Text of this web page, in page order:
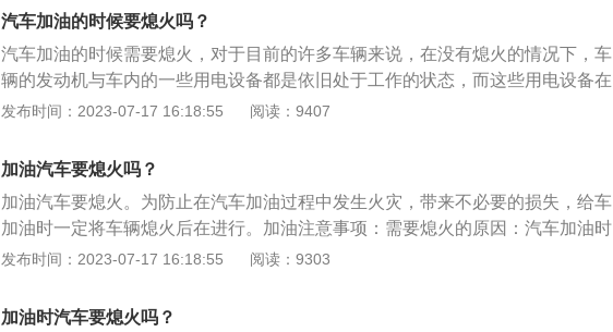
被当作燃料烧掉。到了19世纪中后期，创制成功使用汽油的内燃机，1886年汽油
机作为汽车动力运行成功，由此，汽油的重要性与日俱增。但采用蒸馏法，仅能
从原油中提炼出20%的汽油。1911年，美国标准石油公司解决了汽油效率低的问
加热裂化为轻质的汽油等馏分，从而整体提高了汽油收率，热裂化工艺在1913年
率，而且辛烷值更高。
放置，在运输的过程中容易对储存的罐子气化器气缸等设备产生腐蚀现象，目前
我国使用的汽油是按照排号来生产和销售。汽油的作用：汽油主要用于汽油点燃
式内燃机的燃料，是世界上用量最大的轻质石油产品。
汽车加油的时候要熄火吗？
汽车加油的时候需要熄火，对于目前的许多车辆来说，在没有熄火的情况下，车
辆的发动机与车内的一些用电设备都是依旧处于工作的状态，而这些用电设备在
加油的过程中有可能会发生漏电，使得电线路短路，如果产生火星的话，很容易
向外排放废气，除了排气管的温度比较高之外，排气管在排气时也是有可能产生
发布时间：2023-07-17 16:18:55 阅读：9407
加油汽车要熄火吗？
加油汽车要熄火。为防止在汽车加油过程中发生火灾，带来不必要的损失，给车
加油时一定将车辆熄火后在进行。加油注意事项：需要熄火的原因：汽车加油时
没有熄火，车辆油箱周围的油气混合气体浓度会升高，如果汽车运行时有火花出
续工作，这种情况下，车辆电路一旦发生短路或者漏电现象，后果会十分严重，
发布时间：2023-07-17 16:18:55 阅读：9303
加油时汽车要熄火吗？